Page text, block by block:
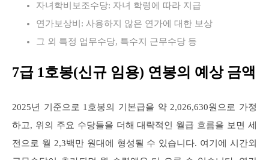
자녀학비보조수당: 자녀 학령에 따라 지급
연가보상비: 사용하지 않은 연가에 대한 보상
그 외 특정 업무수당, 특수지 근무수당 등
7급 1호봉(신규 임용) 연봉의 예상 금액
2025년 기준으로 1호봉의 기본급을 약 2,026,630원으로 가정
하고, 위의 주요 수당들을 더해 대략적인 월급 흐름을 보면 세
전으로 월 2,3백만 원대에 형성될 수 있습니다. 여기에 시간외